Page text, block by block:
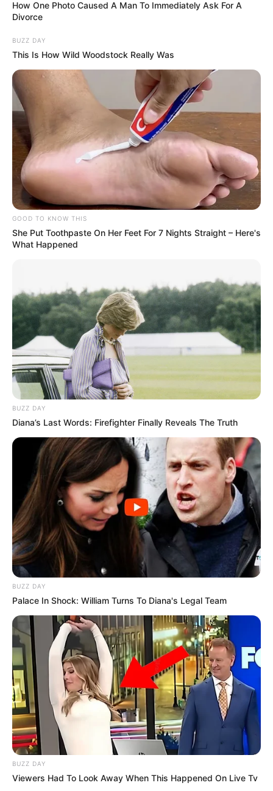
meilleur. Et c’est d’autant plus vrai pour la
famille Laumière, parce que nous allons dans
les extrêmes. Tout est possible et c’est ça qui
est formidable.
How One Photo Caused A Man To Immediately Ask For A
Divorce
BUZZ DAY
This Is How Wild Woodstock Really Was
GOOD TO KNOW THIS
She Put Toothpaste On Her Feet For 7 Nights Straight – Here's
What Happened
BUZZ DAY
Diana’s Last Words: Firefighter Finally Reveals The Truth
BUZZ DAY
Palace In Shock: William Turns To Diana's Legal Team
BUZZ DAY
Viewers Had To Look Away When This Happened On Live Tv